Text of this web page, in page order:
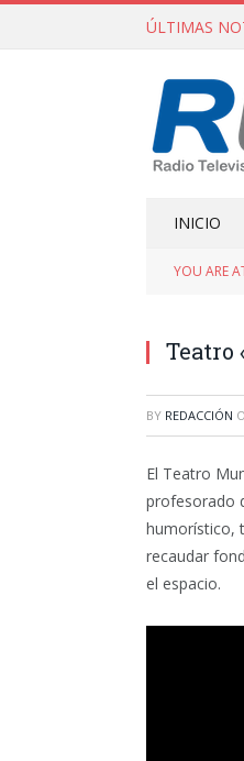
ÚLTIMAS
INICIO
YOU ARE
Teatro
BY REDACCIÓN
El Teatro
profesorado
humorístico,
recaudar
el espacio.